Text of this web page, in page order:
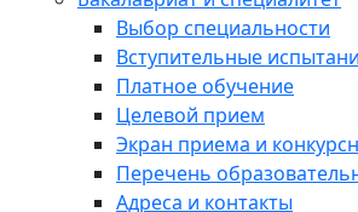
Выбор специальности
Вступительные
Платное обучение
Целевой прием
Экран приема и
Перечень
Адреса и контакты